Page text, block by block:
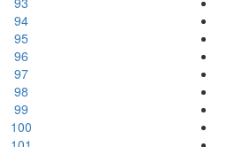
94
95
96
97
98
99
100